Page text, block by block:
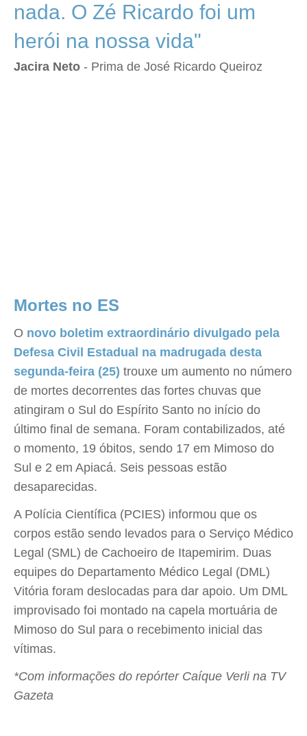
nada. O Zé Ricardo foi um
herói na nossa vida"
Jacira Neto - Prima de José Ricardo Queiroz
Mortes no ES
O novo boletim extraordinário divulgado pela
Defesa Civil Estadual na madrugada desta
segunda-feira (25) trouxe um aumento no número
de mortes decorrentes das fortes chuvas que
atingiram o Sul do Espírito Santo no início do
último final de semana. Foram contabilizados, até
o momento, 19 óbitos, sendo 17 em Mimoso do
Sul e 2 em Apiacá. Seis pessoas estão
desaparecidas.
A Polícia Científica (PCIES) informou que os
corpos estão sendo levados para o Serviço Médico
Legal (SML) de Cachoeiro de Itapemirim. Duas
equipes do Departamento Médico Legal (DML)
Vitória foram deslocadas para dar apoio. Um DML
improvisado foi montado na capela mortuária de
Mimoso do Sul para o recebimento inicial das
vítimas.
*Com informações do repórter Caíque Verli na TV
Gazeta